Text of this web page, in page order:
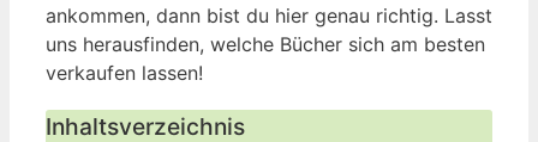
ankommen, dann bist du hier genau richtig. Lasst
uns herausfinden, welche Bücher sich am besten
verkaufen lassen!
Inhaltsverzeichnis